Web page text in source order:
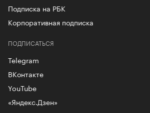
Подписка на РБК
Корпоративная подписка
ПОДПИСАТЬСЯ
Telegram
ВКонтакте
YouTube
«Яндекс.Дзен»